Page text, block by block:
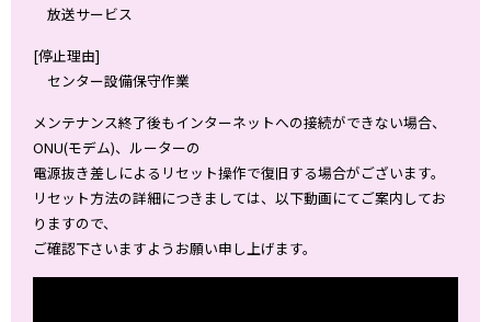
放送サービス
[停止理由]
センター設備保守作業
メンテナンス終了後もインターネットへの接続ができない場合、
ONU(モデム)、ルーターの
電源抜き差しによるリセット操作で復旧する場合がございます。
リセット方法の詳細につきましては、以下動画にてご案内してお
りますので、
ご確認下さいますようお願い申し上げます。